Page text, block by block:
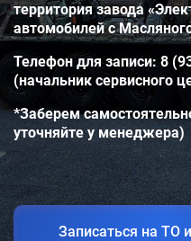
территория завода
автомобилей с
Телефон для записи: 8
(начальник сервисного
*Заберем
уточняйте у менеджера)
Записаться на ТО